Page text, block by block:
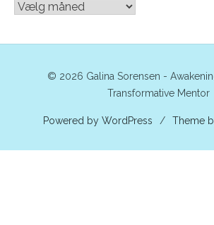
Arkiv
© 2026 Galina Sorensen -
Transformative Mentor
Powered by WordPress / Theme